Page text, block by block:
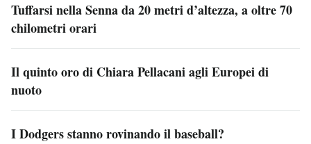
Tuffarsi nella Senna da 20 metri d’altezza, a oltre 70
chilometri orari
Il quinto oro di Chiara Pellacani agli Europei di
nuoto
I Dodgers stanno rovinando il baseball?